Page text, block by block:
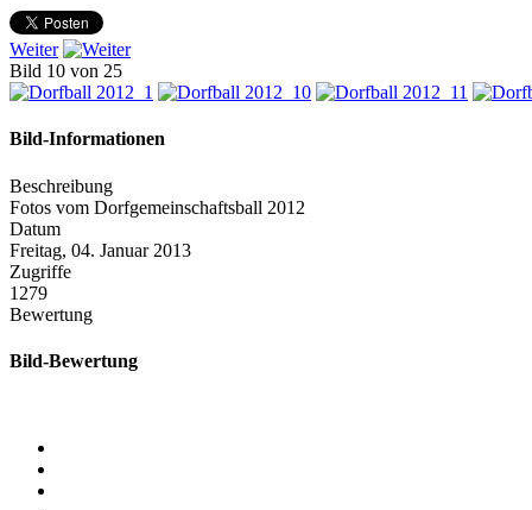
Weiter
Bild 10 von 25
Bild-Informationen
Beschreibung
Fotos vom Dorfgemeinschaftsball 2012
Datum
Freitag, 04. Januar 2013
Zugriffe
1279
Bewertung
Bild-Bewertung